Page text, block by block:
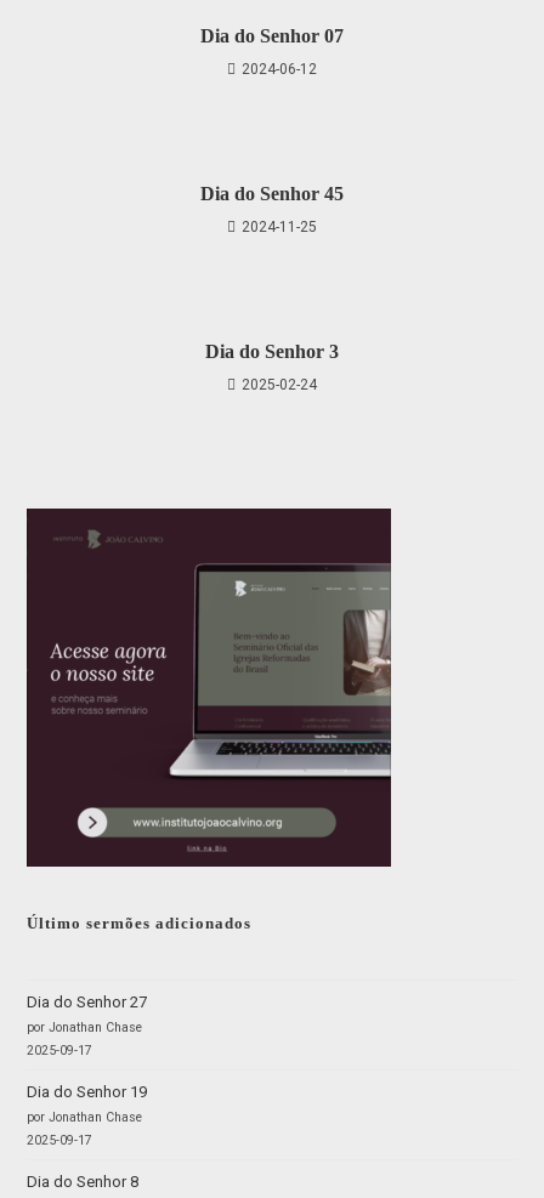
Dia do Senhor 07
2024-06-12
Dia do Senhor 45
2024-11-25
Dia do Senhor 3
2025-02-24
Último sermões adicionados
Dia do Senhor 27
por Jonathan Chase
2025-09-17
Dia do Senhor 19
por Jonathan Chase
2025-09-17
Dia do Senhor 8